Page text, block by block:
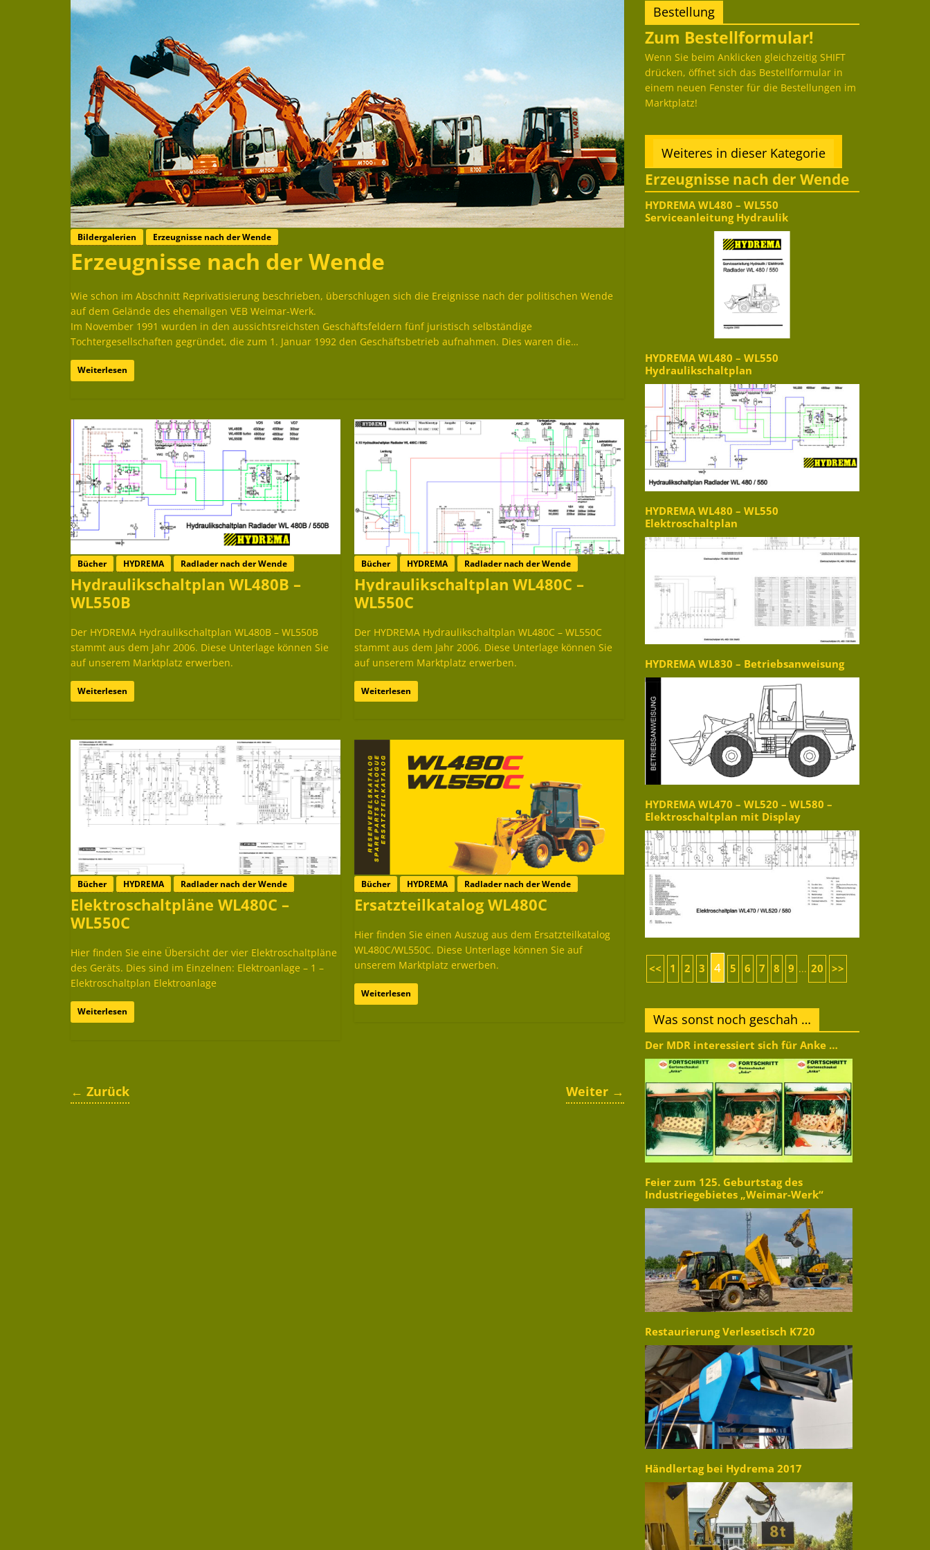
Bildergalerien Erzeugnisse nach der Wende
Erzeugnisse nach der Wende
Wie schon im Abschnitt Reprivatisierung beschrieben, überschlugen sich die Ereignisse nach der politischen Wende
auf dem Gelände des ehemaligen VEB Weimar-Werk.
Im November 1991 wurden in den aussichtsreichsten Geschäftsfeldern fünf juristisch selbständige
Tochtergesellschaften gegründet, die zum 1. Januar 1992 den Geschäftsbetrieb aufnahmen. Dies waren die…
Weiterlesen
Bücher HYDREMA Radlader nach der Wende
Hydraulikschaltplan WL480B –
WL550B
Der HYDREMA Hydraulikschaltplan WL480B – WL550B
stammt aus dem Jahr 2006. Diese Unterlage können Sie
auf unserem Marktplatz erwerben.
Weiterlesen
Bücher HYDREMA Radlader nach der Wende
Hydraulikschaltplan WL480C –
WL550C
Der HYDREMA Hydraulikschaltplan WL480C – WL550C
stammt aus dem Jahr 2006. Diese Unterlage können Sie
auf unserem Marktplatz erwerben.
Weiterlesen
Bücher HYDREMA Radlader nach der Wende
Elektroschaltpläne WL480C –
WL550C
Hier finden Sie eine Übersicht der vier Elektroschaltpläne
des Geräts. Dies sind im Einzelnen: Elektroanlage – 1 –
Elektroschaltplan Elektroanlage
Weiterlesen
Bücher HYDREMA Radlader nach der Wende
Ersatzteilkatalog WL480C
Hier finden Sie einen Auszug aus dem Ersatzteilkatalog
WL480C/WL550C. Diese Unterlage können Sie auf
unserem Marktplatz erwerben.
Weiterlesen
← Zurück Weiter →
Bestellung
Zum Bestellformular!
Wenn Sie beim Anklicken gleichzeitig SHIFT
drücken, öffnet sich das Bestellformular in
einem neuen Fenster für die Bestellungen im
Marktplatz!
Weiteres in dieser Kategorie
Erzeugnisse nach der Wende
HYDREMA WL480 – WL550
Serviceanleitung Hydraulik
HYDREMA WL480 – WL550
Hydraulikschaltplan
HYDREMA WL480 – WL550
Elektroschaltplan
HYDREMA WL830 – Betriebsanweisung
HYDREMA WL470 – WL520 – WL580 –
Elektroschaltplan mit Display
<< 1 2 3 4 5 6 7 8 9 ... 20 >>
Was sonst noch geschah …
Der MDR interessiert sich für Anke …
Feier zum 125. Geburtstag des
Industriegebietes „Weimar-Werk“
Restaurierung Verlesetisch K720
Händlertag bei Hydrema 2017